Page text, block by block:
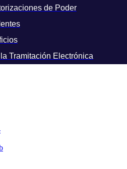
de Poder
Tramitación Electrónica